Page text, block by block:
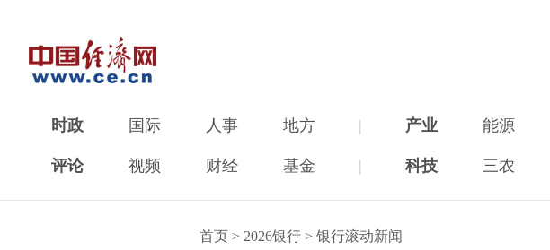
时政 国际 人事 地方 | 产业 能源
评论 视频 财经 基金 | 科技 三农
首页 > 2026银行 > 银行滚动新闻